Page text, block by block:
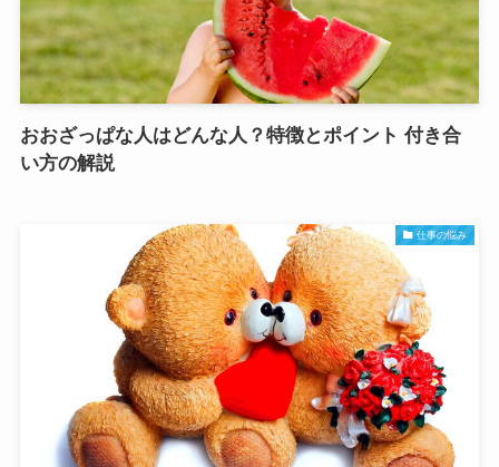
おおざっぱな人はどんな人？特徴とポイント 付き合
い方の解説
仕事の悩み